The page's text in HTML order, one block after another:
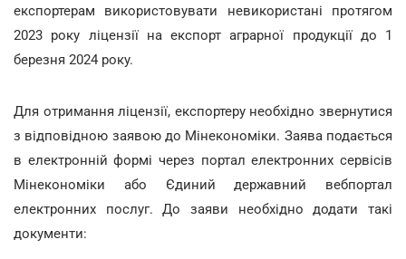
експортерам використовувати невикористані протягом
2023 року ліцензії на експорт аграрної продукції до 1
березня 2024 року.
Для отримання ліцензії, експортеру необхідно звернутися
з відповідною заявою до Мінекономіки. Заява подається
в електронній формі через портал електронних сервісів
Мінекономіки або Єдиний державний вебпортал
електронних послуг. До заяви необхідно додати такі
документи: